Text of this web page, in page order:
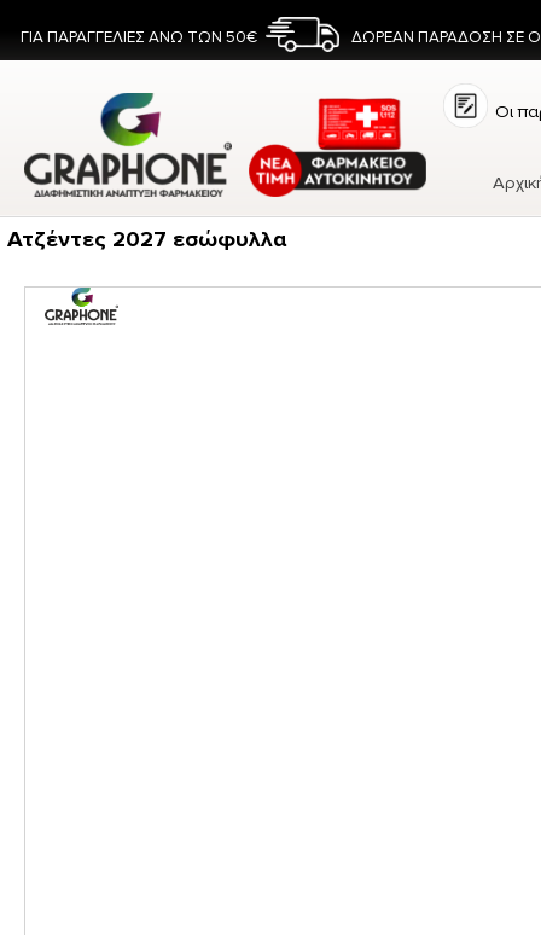
ΔΩΡΕΑΝ ΠΑΡΑΔΟΣΗ ΣΕ
ΓΙΑ ΠΑΡΑΓΓΕΛΙΕΣ ΑΝΩ ΤΩΝ 50€
Οι
Ατζέντες 2027 εσώφυλλα